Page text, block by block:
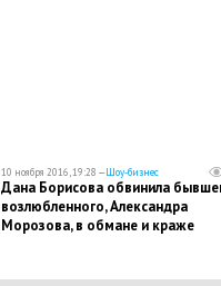
10 ноября 2016, 19:28 —Шоу-бизнес
Дана Борисова обвинила
возлюбленного, Александра
Морозова, в обмане и краже